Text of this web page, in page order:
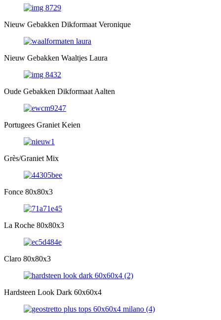
Nieuw Gebakken Dikformaat Veronique
Nieuw Gebakken Waaltjes Laura
Oude Gebakken Dikformaat Aalten
Portugees Graniet Keien
Grès/Graniet Mix
Fonce 80x80x3
La Roche 80x80x3
Claro 80x80x3
Hardsteen Look Dark 60x60x4